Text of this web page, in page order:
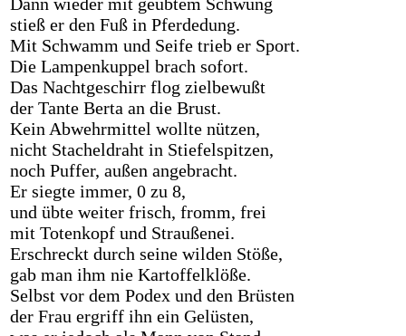
Dann wieder mit geübtem Schwung
stieß er den Fuß in Pferdedung.
Mit Schwamm und Seife trieb er Sport.
Die Lampenkuppel brach sofort.
Das Nachtgeschirr flog zielbewußt
der Tante Berta an die Brust.
Kein Abwehrmittel wollte nützen,
nicht Stacheldraht in Stiefelspitzen,
noch Puffer, außen angebracht.
Er siegte immer, 0 zu 8,
und übte weiter frisch, fromm, frei
mit Totenkopf und Straußenei.
Erschreckt durch seine wilden Stöße,
gab man ihm nie Kartoffelklöße.
Selbst vor dem Podex und den Brüsten
der Frau ergriff ihn ein Gelüsten,